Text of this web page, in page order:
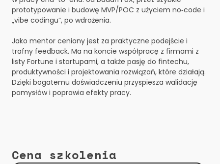
prototypowanie i budowę MVP/POC z użyciem no‑code i
„vibe codingu”, po wdrożenia.
Jako mentor ceniony jest za praktyczne podejście i
trafny feedback. Ma na koncie współpracę z firmami z
listy Fortune i startupami, a także pasję do fintechu,
produktywności i projektowania rozwiązań, które działają.
Dzięki bogatemu doświadczeniu przyspiesza walidację
pomysłów i poprawia efekty pracy.
Cena szkolenia